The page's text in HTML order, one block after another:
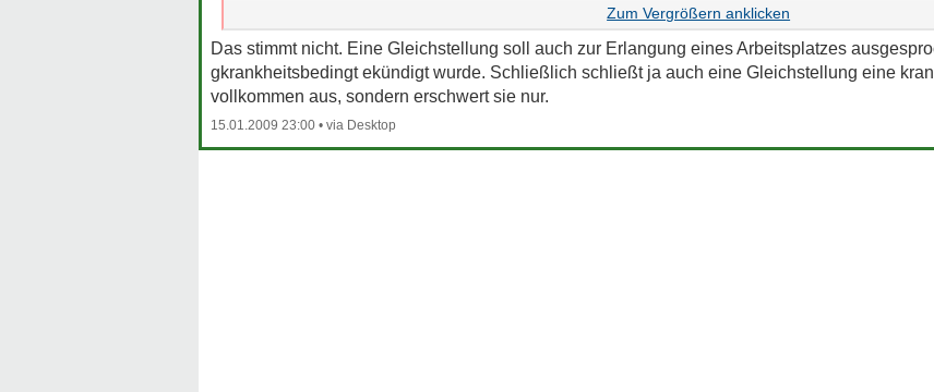
Denn dafür ist sie ja gedacht, daß der Arbeitsplatz erhalten bleibt, falls er wegen der Krankheit in
Das stimmt nicht. Eine Gleichstellung soll auch zur Erlangung eines Arbeitsplatzes
gkrankheitsbedingt ekündigt wurde. Schließlich schließt ja auch eine Gleichstellung eine
vollkommen aus, sondern erschwert sie nur.
15.01.2009 23:00 •